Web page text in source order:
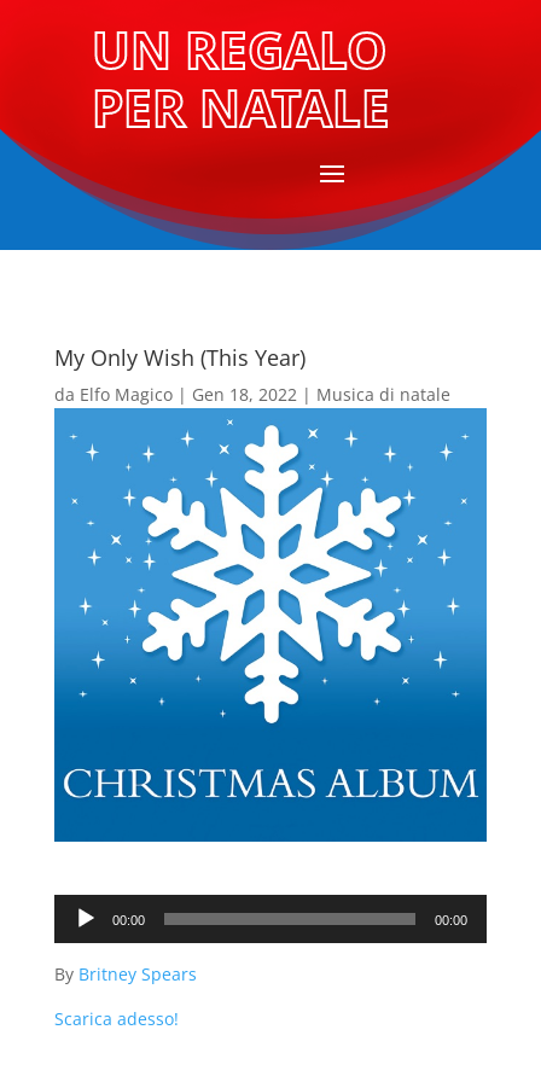
UN REGALO
PER NATALE
My Only Wish (This Year)
da Elfo Magico| Gen 18, 2022| Musica di natale
Audio
Player
00:00 00:00
By Britney Spears
Scarica adesso!